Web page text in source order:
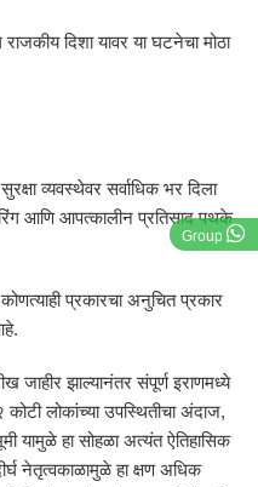
Group
दिशा यावर या घटनेचा मोठा
व्यवस्थेवर सर्वाधिक भर दिला
आणि आपत्कालीन प्रतिसाद पथके
प्रकारचा अनुचित प्रकार
जाहीर झाल्यानंतर संपूर्ण इराणमध्ये
लोकांच्या उपस्थितीचा अंदाज,
यामुळे हा सोहळा अत्यंत ऐतिहासिक
नेतृत्वकाळामुळे हा क्षण अधिक